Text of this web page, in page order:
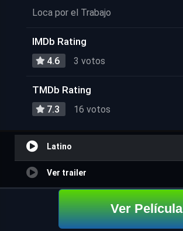
Loca por el Trabajo
IMDb Rating
4.6 3 votos
TMDb Rating
7.3 16 votos
Latino
Ver trailer
Ver Película